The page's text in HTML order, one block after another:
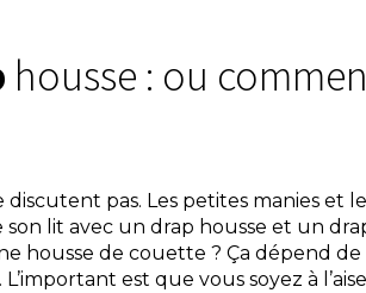
housse : ou
pas. Les petites manies et
lit avec un drap housse et un
housse de couette ? Ça dépend de
est que vous soyez à l’aise